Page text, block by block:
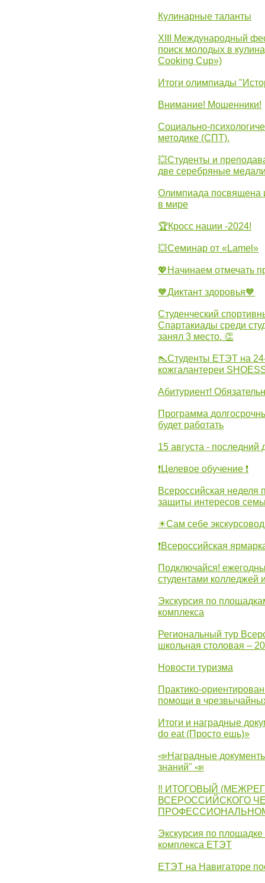
Кулинарные таланты
XIII Международный
поиск молодых в
Cooking Cup»)
Итоги олимпиады
Внимание! Мошенники!
Социально-
методике (СПТ).
💥Студенты и
две серебряные
Олимпиада посвящена
в мире
🏆Кросс нации -2024!
💥Семинар от «Lamel»
💖Начинаем отмечать
🧡Диктант здоровья🧡
Студенческий
Спартакиады среди
занял 3 место. 👏
👠Студенты ЕТЭТ на
кожгалантереи
Абитуриент!
Программа
будет работать
15 августа - последний
❗Целевое обучение ❗
Всероссийская
защиты интересов
☀Сам себе экскурсовод
❗Всероссийская
Подключайся!
студентами колледжей
Экскурсия по
комплекса
Региональный тур
школьная столовая –
Новости туризма
Практико-
помощи в
Итоги и наградные
do eat (Просто ешь)»
📣Наградные
знаний" 📣
‼ ИТОГОВЫЙ
ВСЕРОССИЙСКОГО
Экскурсия по
комплекса ЕТЭТ
ЕТЭТ на Навигаторе